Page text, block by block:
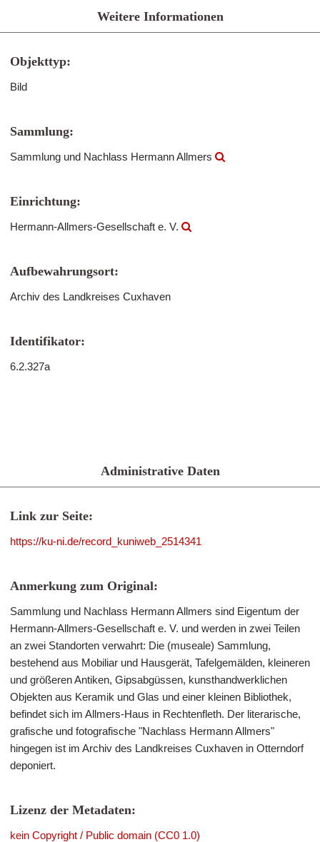
Weitere Informationen
Objekttyp:
Bild
Sammlung:
Sammlung und Nachlass Hermann Allmers
Einrichtung:
Hermann-Allmers-Gesellschaft e. V.
Aufbewahrungsort:
Archiv des Landkreises Cuxhaven
Identifikator:
6.2.327a
Administrative Daten
Link zur Seite:
https://ku-ni.de/record_kuniweb_2514341
Anmerkung zum Original:
Sammlung und Nachlass Hermann Allmers sind Eigentum der
Hermann-Allmers-Gesellschaft e. V. und werden in zwei Teilen
an zwei Standorten verwahrt: Die (museale) Sammlung,
bestehend aus Mobiliar und Hausgerät, Tafelgemälden, kleineren
und größeren Antiken, Gipsabgüssen, kunsthandwerklichen
Objekten aus Keramik und Glas und einer kleinen Bibliothek,
befindet sich im Allmers-Haus in Rechtenfleth. Der literarische,
grafische und fotografische "Nachlass Hermann Allmers"
hingegen ist im Archiv des Landkreises Cuxhaven in Otterndorf
deponiert.
Lizenz der Metadaten:
kein Copyright / Public domain (CC0 1.0)